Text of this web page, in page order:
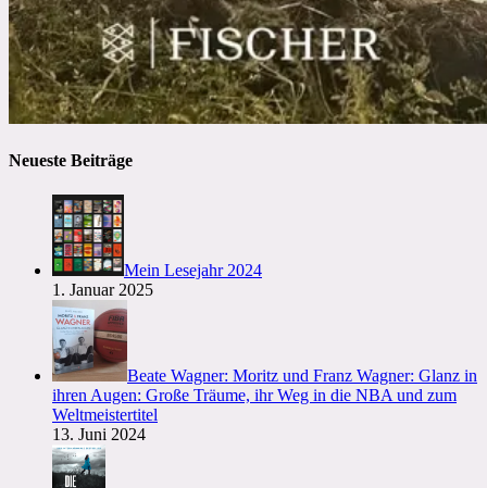
Neueste Beiträge
Mein Lesejahr 2024
1. Januar 2025
Beate Wagner: Moritz und Franz Wagner: Glanz in
ihren Augen: Große Träume, ihr Weg in die NBA und zum
Weltmeistertitel
13. Juni 2024